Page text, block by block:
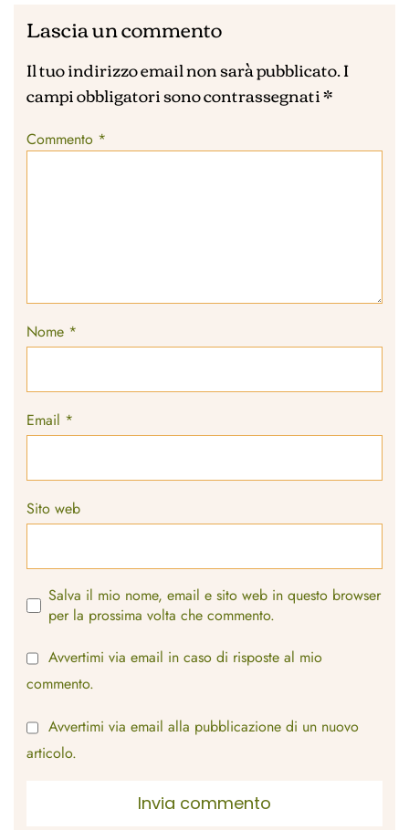
Lascia un commento
Il tuo indirizzo email non sarà pubblicato.I
campi obbligatori sono contrassegnati*
Commento *
Nome *
Email *
Sito web
Salva il mio nome, email e sito web in questo browser
per la prossima volta che commento.
Avvertimi via email in caso di risposte al mio
commento.
Avvertimi via email alla pubblicazione di un nuovo
articolo.